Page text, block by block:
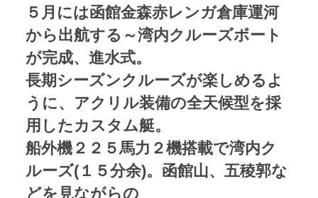
５月には函館金森赤レンガ倉庫運河
から出航する～湾内クルーズボート
が完成、進水式。
長期シーズンクルーズが楽しめるよ
うに、アクリル装備の全天候型を採
用したカスタム艇。
船外機２２５馬力２機搭載で湾内ク
ルーズ(１５分余)。函館山、五稜郭な
どを見ながらの